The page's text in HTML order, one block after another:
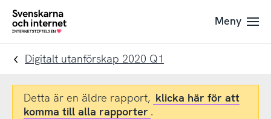
Till
navigation
Till
innehåll
To
Meny
Digitalt utanförskap 2020 Q1
Detta är en äldre rapport, klicka här för att
komma till alla rapporter .